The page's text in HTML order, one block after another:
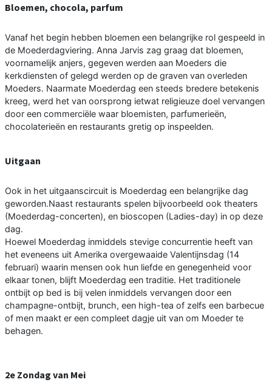
Bloemen, chocola, parfum
Vanaf het begin hebben bloemen een belangrijke rol gespeeld in
de Moederdagviering. Anna Jarvis zag graag dat bloemen,
voornamelijk anjers, gegeven werden aan Moeders die
kerkdiensten of gelegd werden op de graven van overleden
Moeders. Naarmate Moederdag een steeds bredere betekenis
kreeg, werd het van oorsprong ietwat religieuze doel vervangen
door een commerciële waar bloemisten, parfumerieën,
chocolaterieën en restaurants gretig op inspeelden.
Uitgaan
Ook in het uitgaanscircuit is Moederdag een belangrijke dag
geworden.Naast restaurants spelen bijvoorbeeld ook theaters
(Moederdag-concerten), en bioscopen (Ladies-day) in op deze
dag.
Hoewel Moederdag inmiddels stevige concurrentie heeft van
het eveneens uit Amerika overgewaaide Valentijnsdag (14
februari) waarin mensen ook hun liefde en genegenheid voor
elkaar tonen, blijft Moederdag een traditie. Het traditionele
ontbijt op bed is bij velen inmiddels vervangen door een
champagne-ontbijt, brunch, een high-tea of zelfs een barbecue
of men maakt er een compleet dagje uit van om Moeder te
behagen.
2e Zondag van Mei